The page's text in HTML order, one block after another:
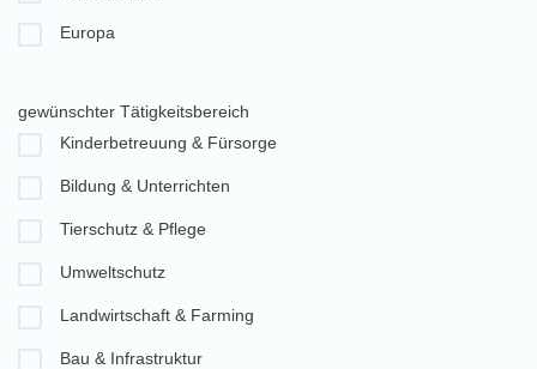
Europa
gewünschter Tätigkeitsbereich
Kinderbetreuung & Fürsorge
Bildung & Unterrichten
Tierschutz & Pflege
Umweltschutz
Landwirtschaft & Farming
Bau & Infrastruktur